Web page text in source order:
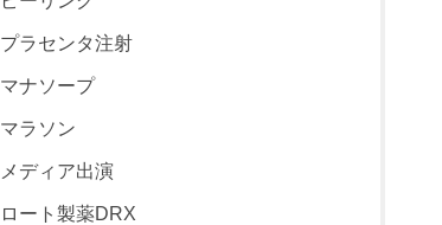
プラセンタ注射
マナソープ
マラソン
メディア出演
ロート製薬DRX